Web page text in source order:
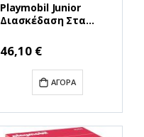
Playmobil Junior
Διασκέδαση Στα
Και Τη Μίνι Μάους
για 1-4 ετών (71696)
(PLY71696)
Ειδική
Τιμή
46,10 €
ΑΓΟΡΆ